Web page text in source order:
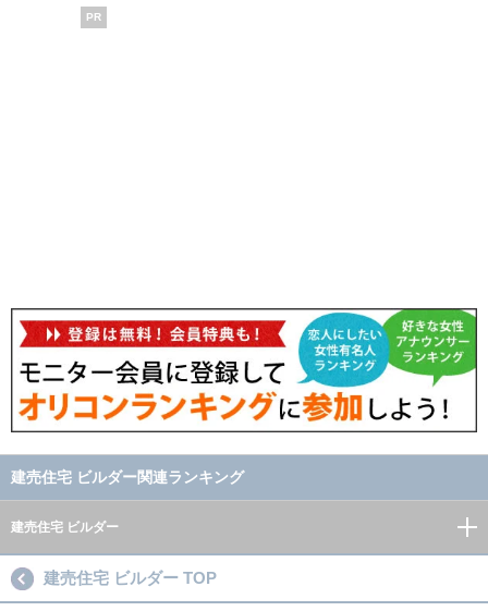
PR
建売住宅 ビルダー関連ランキング
建売住宅 ビルダー
建売住宅 ビルダー TOP